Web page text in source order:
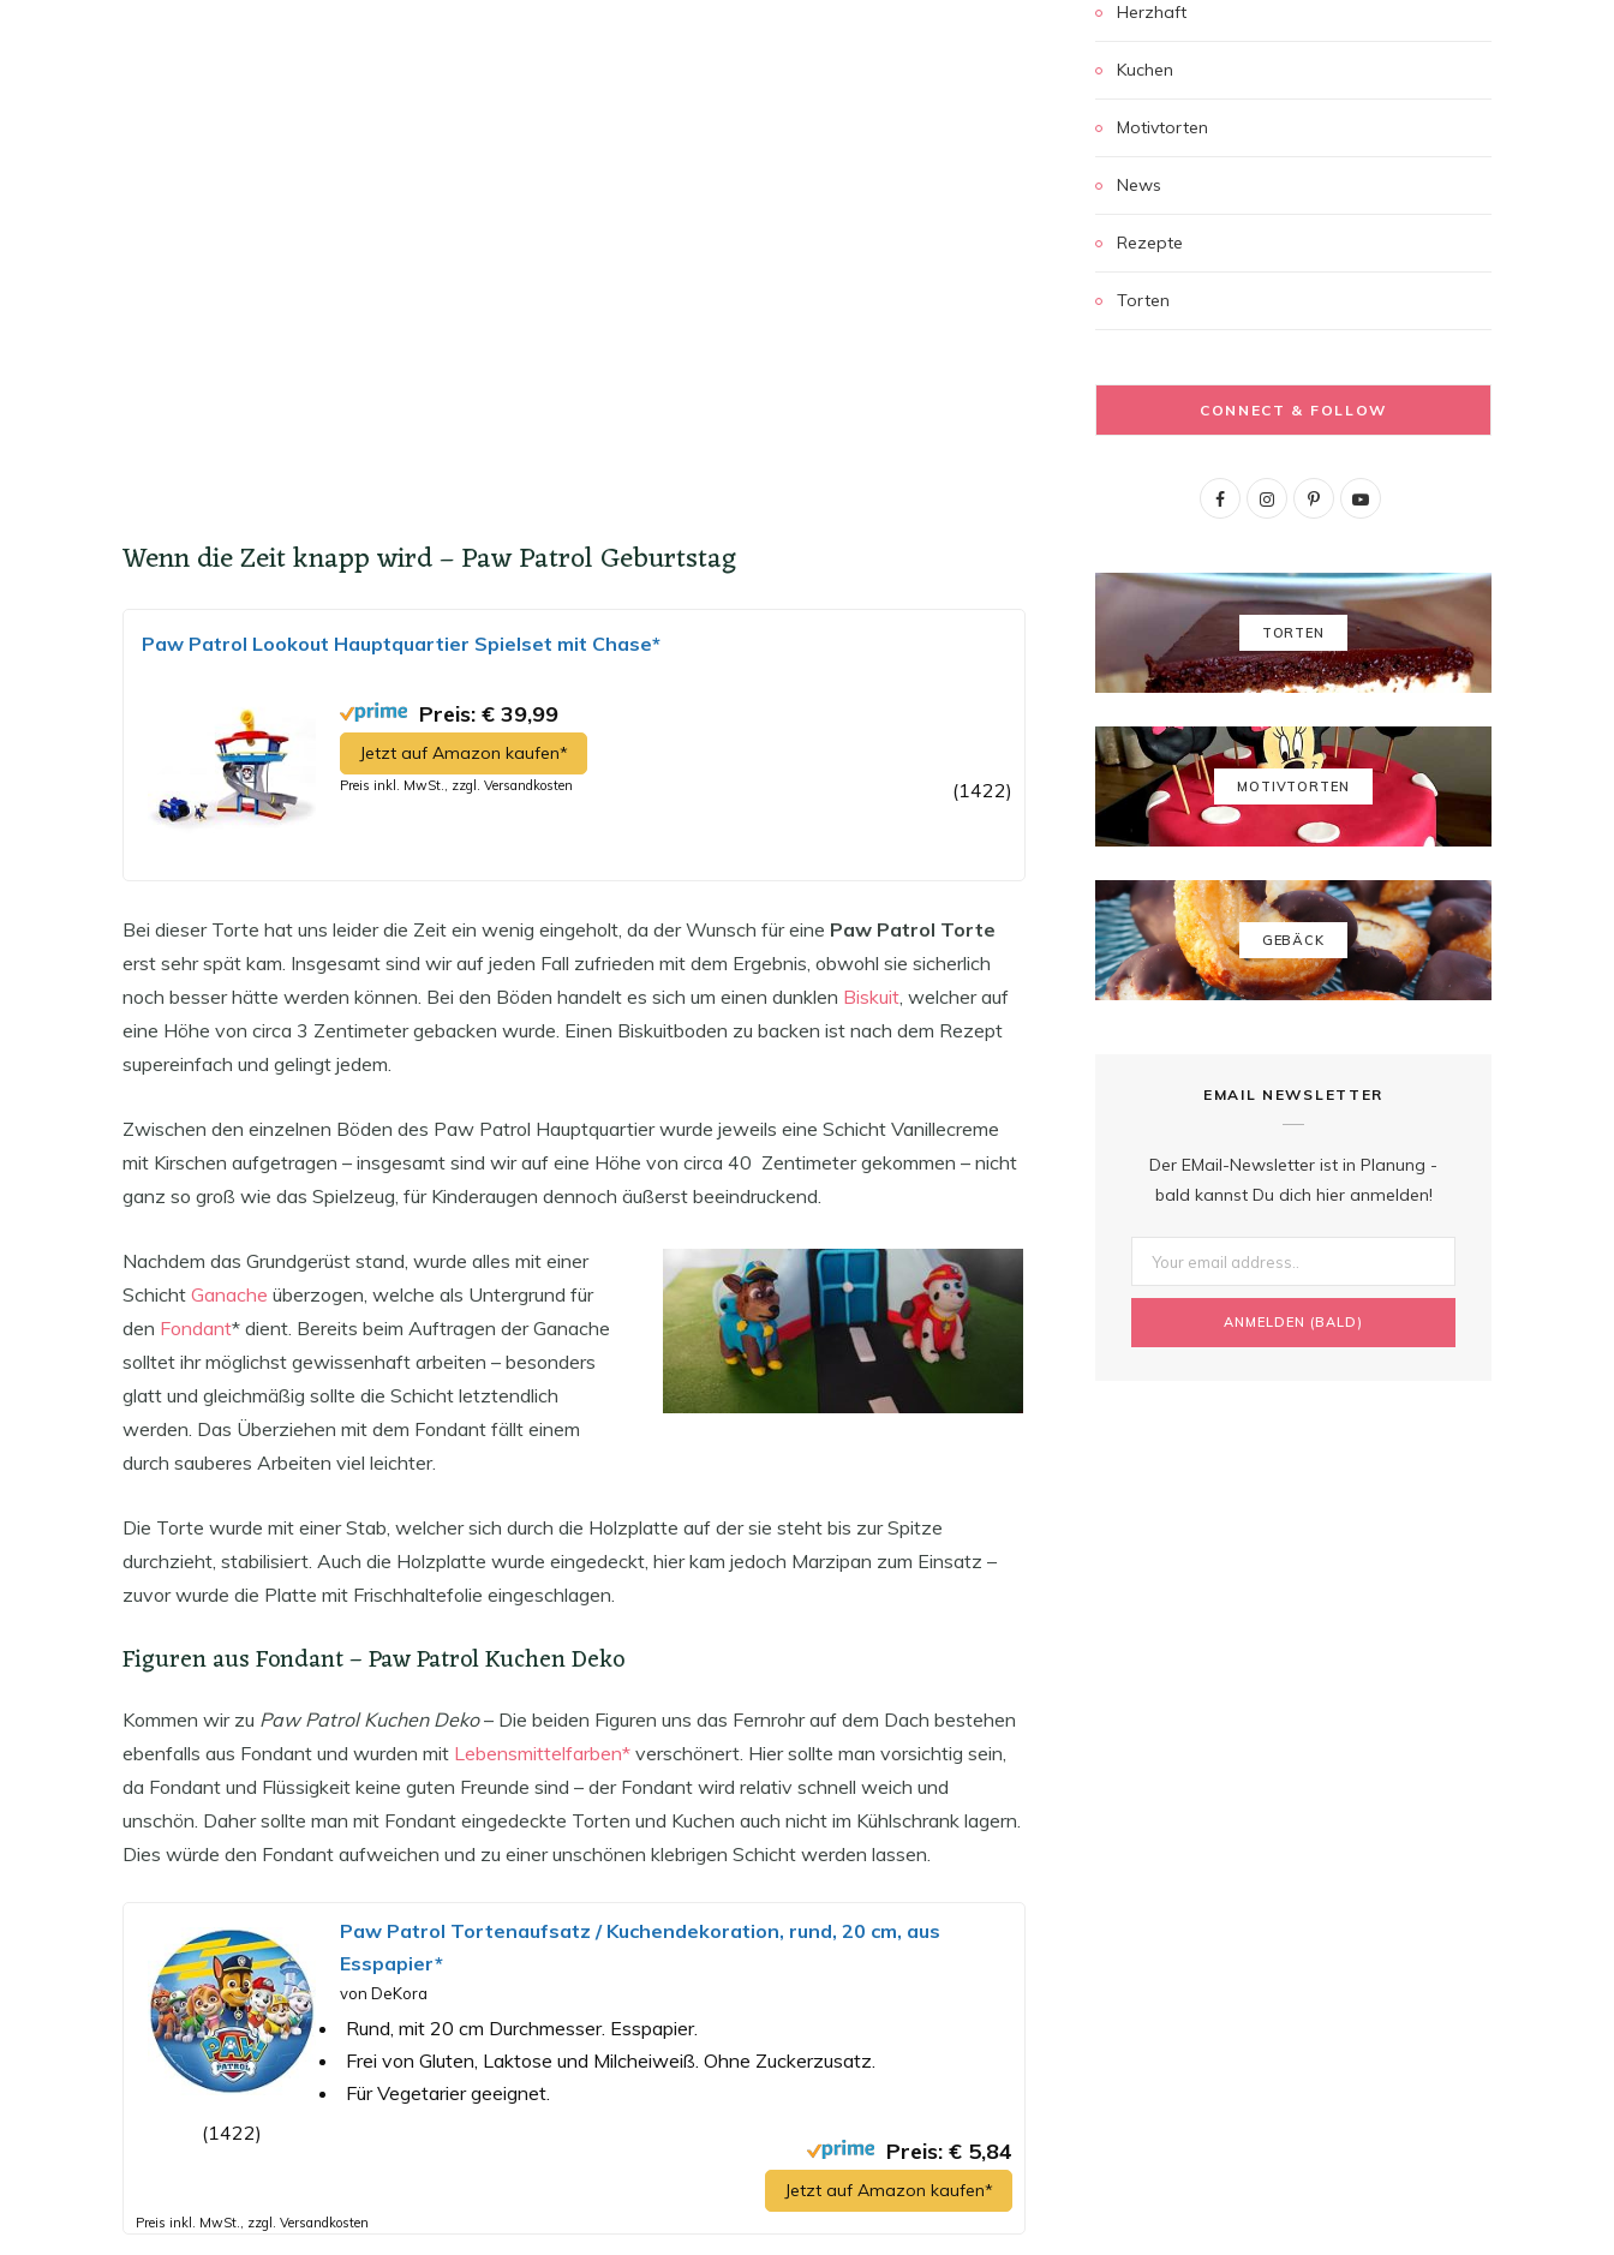
Wenn die Zeit knapp wird – Paw Patrol Geburtstag
Paw Patrol Lookout Hauptquartier Spielset mit Chase*
Preis: € 39,99
Jetzt auf Amazon kaufen*
Preis inkl. MwSt., zzgl. Versandkosten (1422)
Bei dieser Torte hat uns leider die Zeit ein wenig eingeholt, da der Wunsch für eine Paw Patrol Torte
erst sehr spät kam. Insgesamt sind wir auf jeden Fall zufrieden mit dem Ergebnis, obwohl sie sicherlich
noch besser hätte werden können. Bei den Böden handelt es sich um einen dunklen Biskuit , welcher auf
eine Höhe von circa 3 Zentimeter gebacken wurde. Einen Biskuitboden zu backen ist nach dem Rezept
supereinfach und gelingt jedem.
Zwischen den einzelnen Böden des Paw Patrol Hauptquartier wurde jeweils eine Schicht Vanillecreme
mit Kirschen aufgetragen – insgesamt sind wir auf eine Höhe von circa 40 Zentimeter gekommen – nicht
ganz so groß wie das Spielzeug, für Kinderaugen dennoch äußerst beeindruckend.
Nachdem das Grundgerüst stand, wurde alles mit einer
Schicht Ganache überzogen, welche als Untergrund für
den Fondant* dient. Bereits beim Auftragen der Ganache
solltet ihr möglichst gewissenhaft arbeiten – besonders
glatt und gleichmäßig sollte die Schicht letztendlich
werden. Das Überziehen mit dem Fondant fällt einem
durch sauberes Arbeiten viel leichter.
Die Torte wurde mit einer Stab, welcher sich durch die Holzplatte auf der sie steht bis zur Spitze
durchzieht, stabilisiert. Auch die Holzplatte wurde eingedeckt, hier kam jedoch Marzipan zum Einsatz –
zuvor wurde die Platte mit Frischhaltefolie eingeschlagen.
Figuren aus Fondant – Paw Patrol Kuchen Deko
Kommen wir zu Paw Patrol Kuchen Deko– Die beiden Figuren uns das Fernrohr auf dem Dach bestehen
ebenfalls aus Fondant und wurden mit Lebensmittelfarben* verschönert. Hier sollte man vorsichtig sein,
da Fondant und Flüssigkeit keine guten Freunde sind – der Fondant wird relativ schnell weich und
unschön. Daher sollte man mit Fondant eingedeckte Torten und Kuchen auch nicht im Kühlschrank lagern.
Dies würde den Fondant aufweichen und zu einer unschönen klebrigen Schicht werden lassen.
(1422)
Paw Patrol Tortenaufsatz / Kuchendekoration, rund, 20 cm, aus
Esspapier*
von DeKora
Rund, mit 20 cm Durchmesser. Esspapier.
Frei von Gluten, Laktose und Milcheiweiß. Ohne Zuckerzusatz.
Für Vegetarier geeignet.
Preis: € 5,84
Jetzt auf Amazon kaufen*
Preis inkl. MwSt., zzgl. Versandkosten
Herzhaft
Kuchen
Motivtorten
News
Rezepte
Torten
CONNECT & FOLLOW
F
c
b
o
I
s
t
a
r
a
P
n
t
e
e
s
t
Y
u
T
u
TORTEN
MOTIVTORTEN
GEBÄCK
EMAIL NEWSLETTER
Der EMail-Newsletter ist in Planung -
bald kannst Du dich hier anmelden!